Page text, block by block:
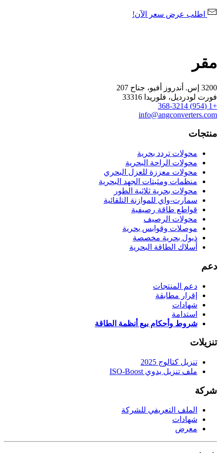
اطلب عرض سعر الآن!
مقر
3200 إس. أندروز أفيو، جناح 207
فورت لودرديل، فلوريدا 33316
+1 (954) 368-3214
info@angconverters.com
منتجات
محولات تردد بحرية
محولات الراحة البحرية
محولات معززة للعزل البحري
منظمات ومثبتات الجهد البحرية
محولات بحرية ثلاثية الطور
سمارت-واي للموازنة التلقائية
قواطع طاقة رصيفية
محولات الرصيف
موصلات وقوابس بحرية
ذيول بحرية مخصصة
أسلاك الطاقة البحرية
دعم
دعم المنتجات
إقرار مطابقة
شهادات
استدامة
شروط وأحكام بيع أنظمة الطاقة
تنزيلات
تنزيل كتالوج 2025
ملف تنزيل يدوي ISO-Boost
شركة
الملف التعريفي للشركة
شهادات
معرض